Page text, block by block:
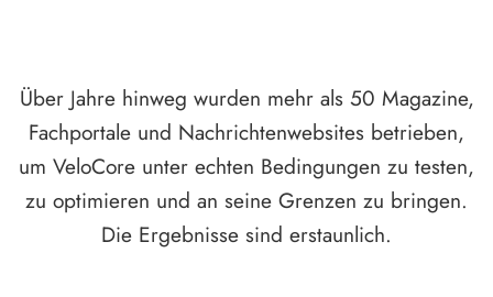
Über Jahre hinweg wurden mehr als 50 Magazine,
Fachportale und Nachrichtenwebsites betrieben,
um VeloCore unter echten Bedingungen zu testen,
zu optimieren und an seine Grenzen zu bringen.
Die Ergebnisse sind erstaunlich.